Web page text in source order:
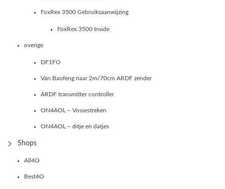
FoxRex 3500 Gebruiksaanwijzing
FoxRex 3500 Inside
overige
DF1FO
Van Baofeng naar 2m/70cm ARDF zender
ARDF transmitter controller
ON4AOL – Vossestreken
ON4AOL – ditje en datjes
Shops
All4O
Best4O